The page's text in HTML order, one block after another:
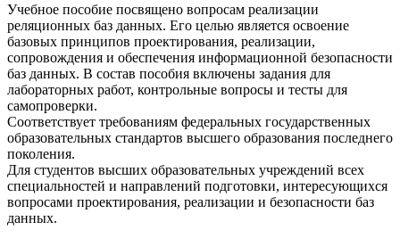
Учебное пособие посвящено вопросам реализации
реляционных баз данных. Его целью является освоение
базовых принципов проектирования, реализации,
сопровождения и обеспечения информационной безопасности
баз данных. В состав пособия включены задания для
лабораторных работ, контрольные вопросы и тесты для
самопроверки.
Соответствует требованиям федеральных государственных
образовательных стандартов высшего образования последнего
поколения.
Для студентов высших образовательных учреждений всех
специальностей и направлений подготовки, интересующихся
вопросами проектирования, реализации и безопасности баз
данных.